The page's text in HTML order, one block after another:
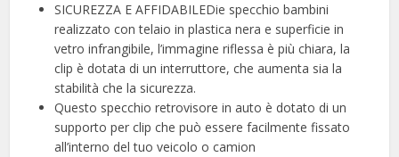
SICUREZZA E AFFIDABILEDie specchio bambini
realizzato con telaio in plastica nera e superficie in
vetro infrangibile, l’immagine riflessa è più chiara, la
clip è dotata di un interruttore, che aumenta sia la
stabilità che la sicurezza.
Questo specchio retrovisore in auto è dotato di un
supporto per clip che può essere facilmente fissato
all’interno del tuo veicolo o camion